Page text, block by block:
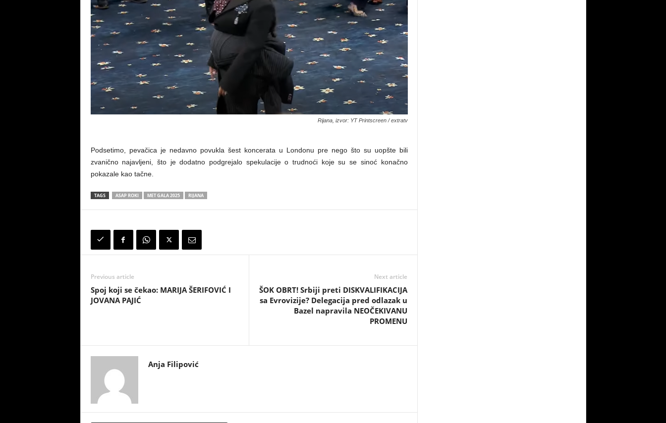
Rijana, izvor: YT Printscreen / extratv
Podsetimo, pevačica je nedavno povukla šest koncerata u Londonu pre nego što su uopšte bili
zvanično najavljeni, što je dodatno podgrejalo spekulacije o trudnoći koje su se sinoć konačno
pokazale kao tačne.
TAGS ASAP ROKI MET GALA 2025 RIJANA
Previous article
Spoj koji se čekao: MARIJA ŠERIFOVIĆ I
JOVANA PAJIĆ
Next article
ŠOK OBRT! Srbiji preti DISKVALIFIKACIJA
sa Evrovizije? Delegacija pred odlazak u
Bazel napravila NEOČEKIVANU
PROMENU
Anja Filipović